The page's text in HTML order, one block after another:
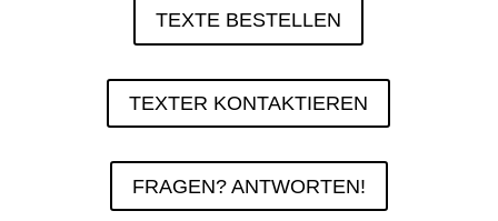
TEXTE BESTELLEN
TEXTER KONTAKTIEREN
FRAGEN? ANTWORTEN!